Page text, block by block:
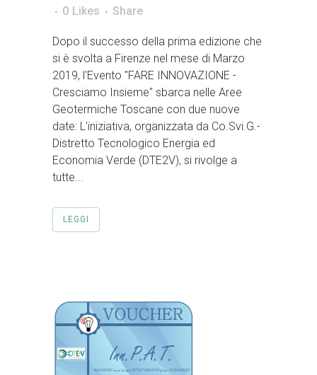
0 Likes Share
Dopo il successo della prima edizione che
si è svolta a Firenze nel mese di Marzo
2019, l'Evento "FARE INNOVAZIONE -
Cresciamo Insieme" sbarca nelle Aree
Geotermiche Toscane con due nuove
date: L'iniziativa, organizzata da Co.Svi.G.-
Distretto Tecnologico Energia ed
Economia Verde (DTE2V), si rivolge a
tutte...
LEGGI